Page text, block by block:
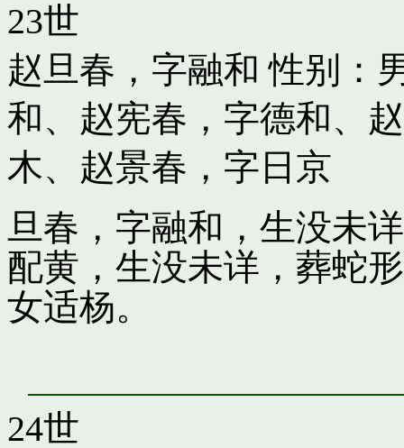
23世
赵旦春，字融和 性别：
和、 赵宪春，字德和、
木、 赵景春，字日京
旦春，字融和，生没未
配黄，生没未详，葬蛇
女适杨。
24世